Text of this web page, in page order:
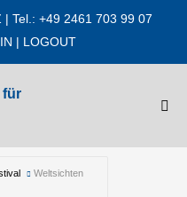
| Tel.: +49 2461 703 99 07
| LOGOUT
Weltsichten